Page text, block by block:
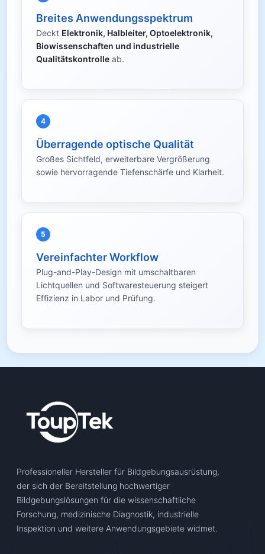
Breites Anwendungsspektrum
Deckt Elektronik, Halbleiter, Optoelektronik,
Biowissenschaften und industrielle
Qualitätskontrolle ab.
4
Überragende optische Qualität
Großes Sichtfeld, erweiterbare Vergrößerung
sowie hervorragende Tiefenschärfe und Klarheit.
5
Vereinfachter Workflow
Plug-and-Play-Design mit umschaltbaren
Lichtquellen und Softwaresteuerung steigert
Effizienz in Labor und Prüfung.
Professioneller Hersteller für Bildgebungsausrüstung,
der sich der Bereitstellung hochwertiger
Bildgebungslösungen für die wissenschaftliche
Forschung, medizinische Diagnostik, industrielle
Inspektion und weitere Anwendungsgebiete widmet.